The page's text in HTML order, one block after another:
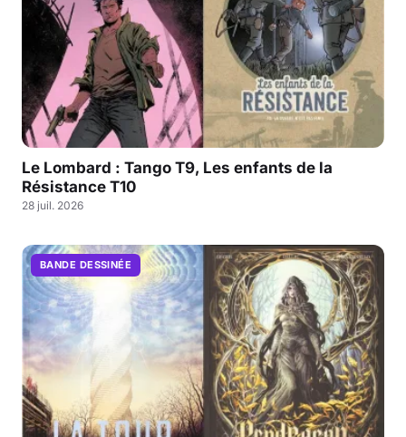
Le Lombard : Tango T9, Les enfants de la
Résistance T10
28 juil. 2026
BANDE DESSINÉE